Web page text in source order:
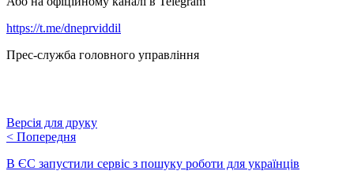
https://t.me/dneprviddil
Прес-служба головного управління
Версія для друку
< Попередня
В ЄС запустили сервіс з пошуку роботи для українців